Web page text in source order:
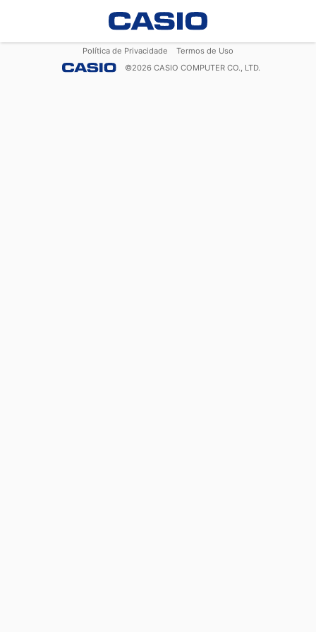
Política de Privacidade
Termos de Uso
©2026 CASIO COMPUTER CO., LTD.